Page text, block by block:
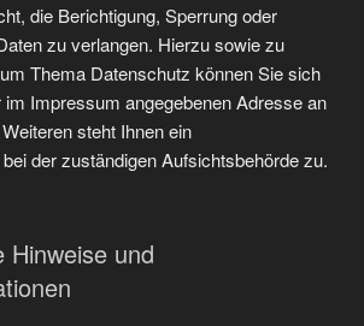
die Berichtigung, Sperrung oder
zu verlangen. Hierzu sowie zu
Thema Datenschutz können Sie sich
im Impressum angegebenen Adresse an
steht Ihnen ein
der zuständigen Aufsichtsbehörde zu.
Hinweise und